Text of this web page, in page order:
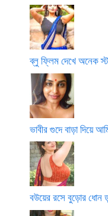
ব্লু ফ্লিম দেখে অনেক
ভাবীর গুদে বাড়া দিয়ে
বউয়ের রসে বুড়োর ধোন